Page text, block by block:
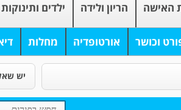
האישה הריון ולידה ילדים ותינוקות
וכושר אורטופדיה מחלות
יש